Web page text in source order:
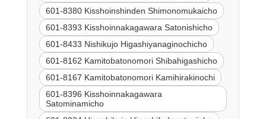
601-8380 Kisshoinshinden Shimonomukaicho
601-8393 Kisshoinnakagawara Satonishicho
601-8433 Nishikujo Higashiyanaginochicho
601-8162 Kamitobatonomori Shibahigashicho
601-8167 Kamitobatonomori Kamihirakinochi
601-8396 Kisshoinnakagawara
Satominamicho